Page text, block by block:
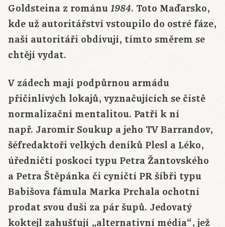
Goldsteina z románu 1984. Toto Maďarsko,
kde už autoritářství vstoupilo do ostré fáze,
naši autoritáři obdivují, tímto směrem se
chtějí vydat.
V zádech mají podpůrnou armádu
přičinlivých lokajů, vyznačujících se čistě
normalizační mentalitou. Patří k ní
např. Jaromír Soukup a jeho TV Barrandov,
šéfredaktoři velkých deníků Plesl a Léko,
úředničtí poskoci typu Petra Žantovského
a Petra Štěpánka či cyničtí PR šíbři typu
Babišova fámula Marka Prchala ochotní
prodat svou duši za pár šupů. Jedovatý
koktejl zahušťují „alternativní média“, jež